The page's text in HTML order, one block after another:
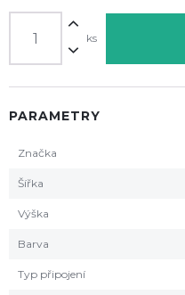
ks
PARAMETRY
Značka
Šířka
Výška
Barva
Typ připojení